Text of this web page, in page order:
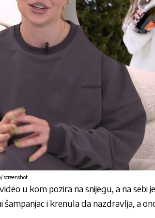
screenshot
u kom pozira na snijegu, a na sebi
i krenula da nazdravlja, a